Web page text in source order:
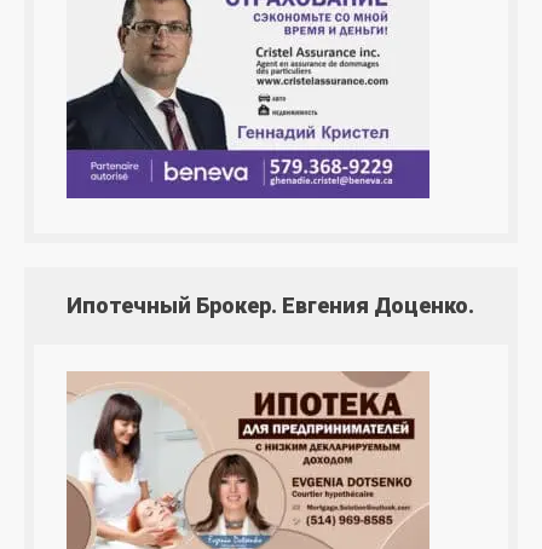
Ипотечный Брокер. Евгения Доценко.